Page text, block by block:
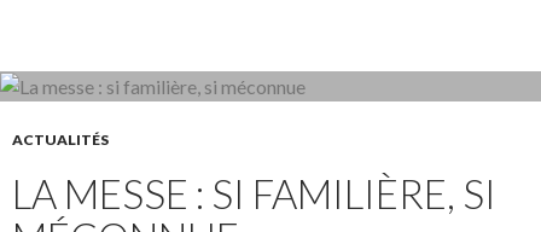
ACTUALITÉS
LA MESSE : SI FAMILIÈRE, SI